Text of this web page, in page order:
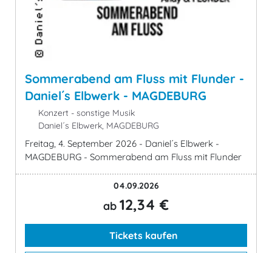
Sommerabend am Fluss mit Flunder -
Daniel´s Elbwerk - MAGDEBURG
Konzert - sonstige Musik
Daniel´s Elbwerk, MAGDEBURG
Freitag, 4. September 2026 - Daniel´s Elbwerk -
MAGDEBURG - Sommerabend am Fluss mit Flunder
04.09.2026
ab 12,34 €
Tickets kaufen